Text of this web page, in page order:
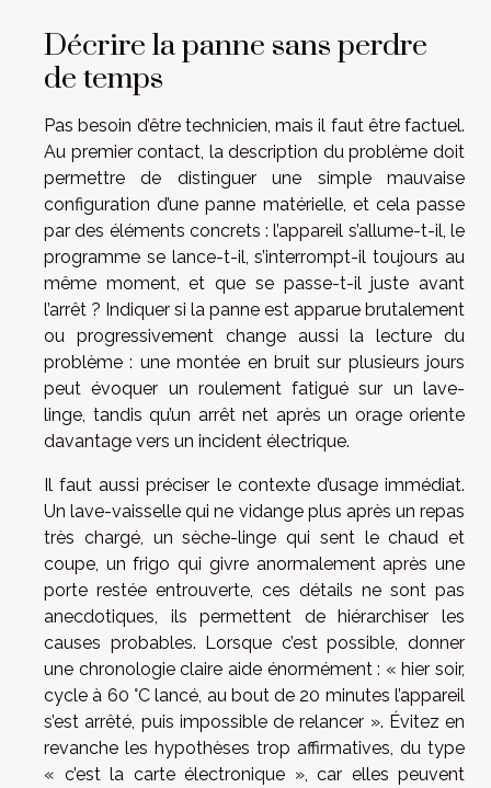
Décrire la panne sans perdre
de temps
Pas besoin d’être technicien, mais il faut être factuel.
Au premier contact, la description du problème doit
permettre de distinguer une simple mauvaise
configuration d’une panne matérielle, et cela passe
par des éléments concrets : l’appareil s’allume-t-il, le
programme se lance-t-il, s’interrompt-il toujours au
même moment, et que se passe-t-il juste avant
l’arrêt ? Indiquer si la panne est apparue brutalement
ou progressivement change aussi la lecture du
problème : une montée en bruit sur plusieurs jours
peut évoquer un roulement fatigué sur un lave-
linge, tandis qu’un arrêt net après un orage oriente
davantage vers un incident électrique.
Il faut aussi préciser le contexte d’usage immédiat.
Un lave-vaisselle qui ne vidange plus après un repas
très chargé, un sèche-linge qui sent le chaud et
coupe, un frigo qui givre anormalement après une
porte restée entrouverte, ces détails ne sont pas
anecdotiques, ils permettent de hiérarchiser les
causes probables. Lorsque c’est possible, donner
une chronologie claire aide énormément : « hier soir,
cycle à 60 °C lancé, au bout de 20 minutes l’appareil
s’est arrêté, puis impossible de relancer ». Évitez en
revanche les hypothèses trop affirmatives, du type
« c’est la carte électronique », car elles peuvent